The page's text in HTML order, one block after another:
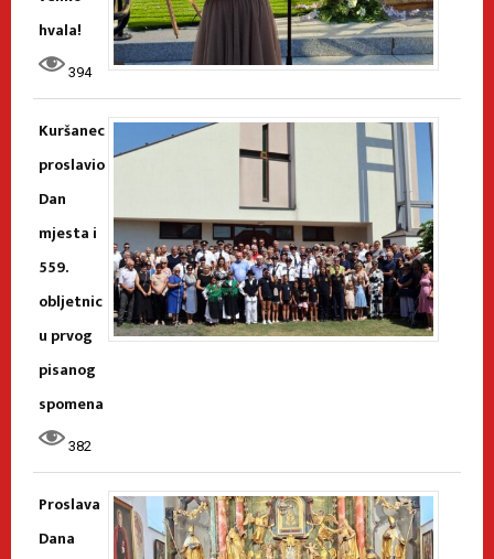
hvala!
394
Kuršanec
proslavio
Dan
mjesta i
559.
obljetnic
u prvog
pisanog
spomena
382
Proslava
Dana